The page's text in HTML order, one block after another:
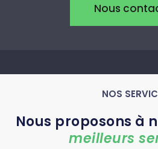
Nous
NOS
Nous proposons à
meilleurs